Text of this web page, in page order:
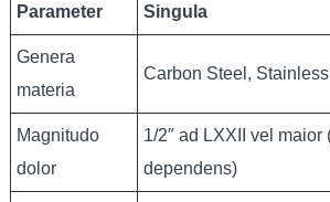
Parameter Singula
Genera
materia
Carbon Steel,
Magnitudo
dolor
1/2″ ad LXXII vel maior
dependens)